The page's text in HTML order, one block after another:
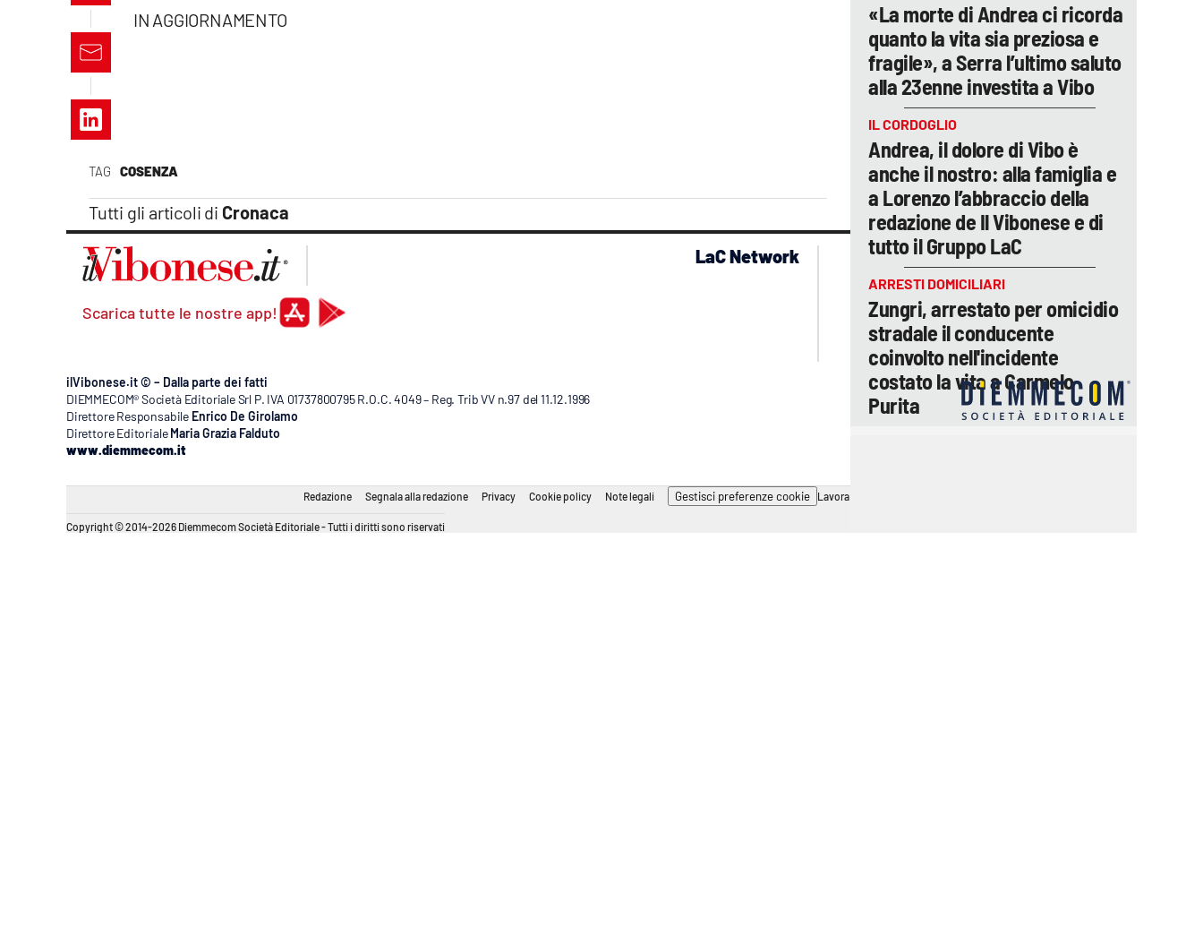
lacapitalenews.it
TAG COSENZA
Tutti gli articoli di Cronaca
IN AGGIORNAMENTO
«La morte di Andrea ci ricorda
quanto la vita sia preziosa e
fragile», a Serra l’ultimo saluto
alla 23enne investita a Vibo
IL CORDOGLIO
Andrea, il dolore di Vibo è
anche il nostro: alla famiglia e
a Lorenzo l’abbraccio della
redazione de Il Vibonese e di
tutto il Gruppo LaC
ARRESTI DOMICILIARI
Zungri, arrestato per omicidio
stradale il conducente
coinvolto nell'incidente
costato la vita a Carmelo
Purita
Scarica tutte le nostre app!
LaC Network
lacplay.it
lactv.it
laconair.it
lacitymag.it
lacapitalenews.it
cosenzachannel.it
catanzarochannel.it
ilVibonese.it © – Dalla parte dei fatti
DIEMMECOM® Società Editoriale Srl P. IVA 01737800795 R.O.C. 4049 – Reg. Trib VV n.97 del 11.12.1996
Direttore Responsabile Enrico De Girolamo
Direttore Editoriale Maria Grazia Falduto
www.diemmecom.it
Redazione Segnala alla redazione Privacy Cookie policy Note legali Gestisci preferenze cookie Lavora con noi
Copyright © 2014-2026 Diemmecom Società Editoriale - Tutti i diritti sono riservati